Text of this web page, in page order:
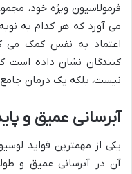
فرمولاسیون ویژه خود،
می آورد که هر کدام به
اعتماد به نفس کمک می
کنندگان نشان داده است
نیست، بلکه یک درمان
آبرسانی عمیق و
یکی از مهمترین فواید
آن در آبرسانی عمیق و